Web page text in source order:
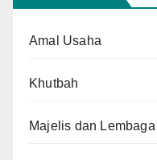
Amal Usaha
Khutbah
Majelis dan Lembaga